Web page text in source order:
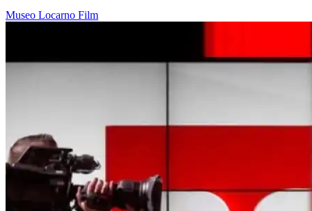
Museo Locarno Film